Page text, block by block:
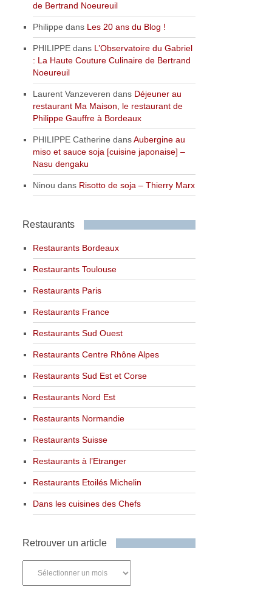
de Bertrand Noeureuil
Philippe dans Les 20 ans du Blog !
PHILIPPE dans L’Observatoire du Gabriel
: La Haute Couture Culinaire de Bertrand
Noeureuil
Laurent Vanzeveren dans Déjeuner au
restaurant Ma Maison, le restaurant de
Philippe Gauffre à Bordeaux
PHILIPPE Catherine dansAubergine au
miso et sauce soja [cuisine japonaise] –
Nasu dengaku
Ninou dans Risotto de soja – Thierry Marx
Restaurants
Restaurants Bordeaux
Restaurants Toulouse
Restaurants Paris
Restaurants France
Restaurants Sud Ouest
Restaurants Centre Rhône Alpes
Restaurants Sud Est et Corse
Restaurants Nord Est
Restaurants Normandie
Restaurants Suisse
Restaurants à l’Etranger
Restaurants Etoilés Michelin
Dans les cuisines des Chefs
Retrouver un article